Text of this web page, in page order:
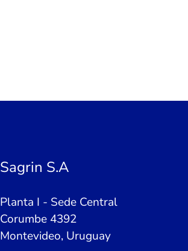
Sagrin S.A
Planta I - Sede Central
Corumbe 4392
Montevideo, Uruguay